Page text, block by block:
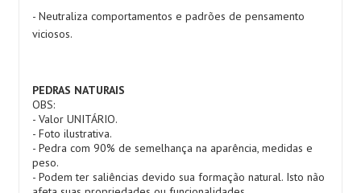
- Neutraliza comportamentos e padrões de pensamento
viciosos.
PEDRAS NATURAIS
OBS:
- Valor UNITÁRIO.
- Foto ilustrativa.
- Pedra com 90% de semelhança na aparência, medidas e
peso.
- Podem ter saliências devido sua formação natural. Isto não